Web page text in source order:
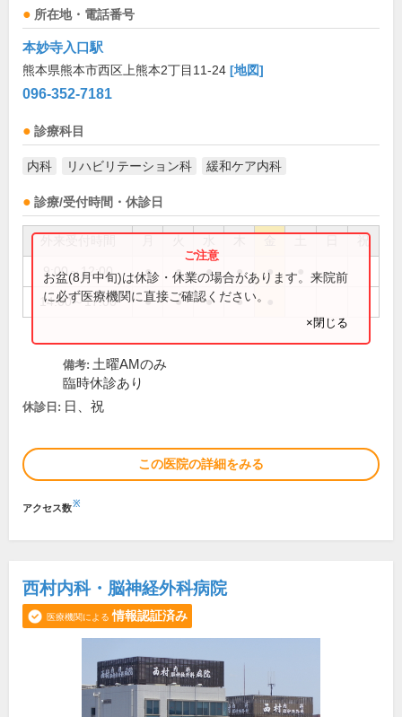
所在地・電話番号
本妙寺入口駅
熊本県熊本市西区上熊本2丁目11-24 [地図]
096-352-7181
診療科目
内科 リハビリテーション科 緩和ケア内科
診療/受付時間・休診日
祝
9:00～12:00 ● ● ● ● ●
14:00～17:00 ● ● ● ●
お盆(8月中旬)は休診・休業の場合があります。来院前
に必ず医療機関に直接ご確認ください。
×閉じる
備考: 土曜AMのみ
臨時休診あり
休診日: 日、祝
この医院の詳細をみる
アクセス数※
西村内科・脳神経外科病院
医療機関による 情報認証済み